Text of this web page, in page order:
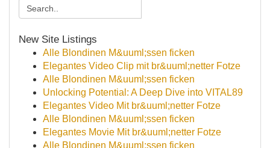
New Site Listings
Alle Blondinen M&uuml;ssen ficken
Elegantes Video Clip mit br&uuml;netter Fotze
Alle Blondinen M&uuml;ssen ficken
Unlocking Potential: A Deep Dive into VITAL89
Elegantes Video Mit br&uuml;netter Fotze
Alle Blondinen M&uuml;ssen ficken
Elegantes Movie Mit br&uuml;netter Fotze
Alle Blondinen M&uuml;ssen ficken